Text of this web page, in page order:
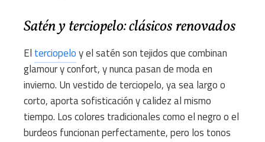
Satén y terciopelo: clásicos renovados
El terciopeloy el satén son tejidos que combinan
glamour y confort, y nunca pasan de moda en
invierno. Un vestido de terciopelo, ya sea largo o
corto, aporta sofisticación y calidez al mismo
tiempo. Los colores tradicionales como el negro o el
burdeos funcionan perfectamente, pero los tonos